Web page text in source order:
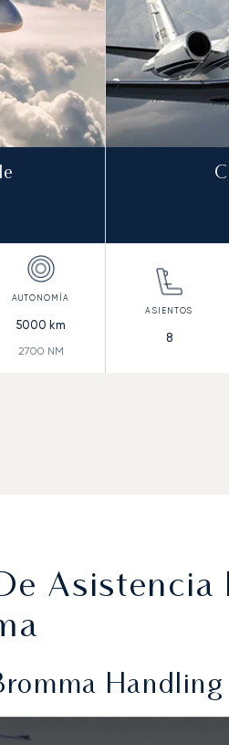
5000 km
2700 NM
8
Asistencia
Handling